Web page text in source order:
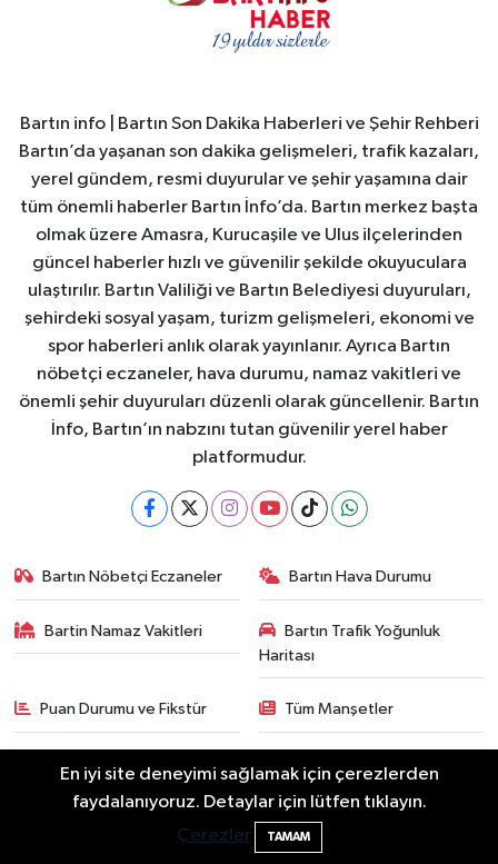
Bartın info | Bartın Son Dakika Haberleri ve Şehir Rehberi
Bartın’da yaşanan son dakika gelişmeleri, trafik kazaları,
yerel gündem, resmi duyurular ve şehir yaşamına dair
tüm önemli haberler Bartın İnfo’da. Bartın merkez başta
olmak üzere Amasra, Kurucaşile ve Ulus ilçelerinden
güncel haberler hızlı ve güvenilir şekilde okuyuculara
ulaştırılır. Bartın Valiliği ve Bartın Belediyesi duyuruları,
şehirdeki sosyal yaşam, turizm gelişmeleri, ekonomi ve
spor haberleri anlık olarak yayınlanır. Ayrıca Bartın
nöbetçi eczaneler, hava durumu, namaz vakitleri ve
önemli şehir duyuruları düzenli olarak güncellenir. Bartın
İnfo, Bartın’ın nabzını tutan güvenilir yerel haber
platformudur.
Bartın Nöbetçi Eczaneler Bartın Hava Durumu
Bartin Namaz Vakitleri
Bartın Trafik Yoğunluk
Haritası
Puan Durumu ve Fikstür Tüm Manşetler
En iyi site deneyimi sağlamak için çerezlerden
faydalanıyoruz. Detaylar için lütfen tıklayın.
Çerezler
TAMAM
Bartın'da nem oranı yüzde 100'e ulaştı